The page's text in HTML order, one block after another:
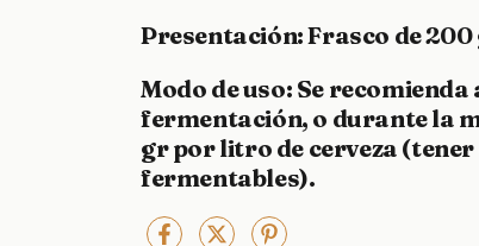
Presentación:Frasco de 200
Modo de uso: Se
fermentación, o durante la
gr por litro de cerveza (tener
fermentables).